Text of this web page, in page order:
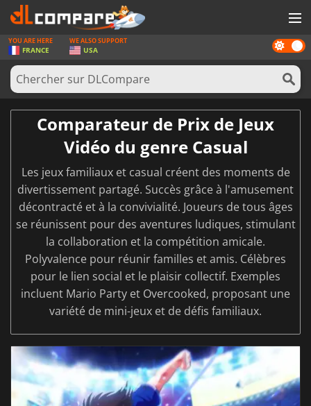
JEUX
CARTES PRÉPAYÉES
LOGICIELS
CONCOURS
NEWS
SE CONNECTER OU S'INSCRIRE
Dark
mode
YOU ARE HERE
FRANCE
WE ALSO SUPPORT
USA
Comparateur de Prix de Jeux
Vidéo du genre Casual
Les jeux familiaux et casual créent des moments de
divertissement partagé. Succès grâce à l'amusement
décontracté et à la convivialité. Joueurs de tous âges
se réunissent pour des aventures ludiques, stimulant
la collaboration et la compétition amicale.
Polyvalence pour réunir familles et amis. Célèbres
pour le lien social et le plaisir collectif. Exemples
incluent Mario Party et Overcooked, proposant une
variété de mini-jeux et de défis familiaux.